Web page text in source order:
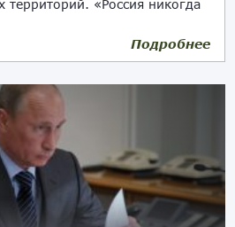
территорий. «Россия никогда
Подробнее